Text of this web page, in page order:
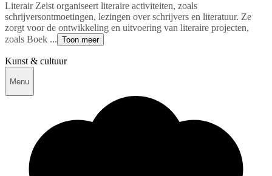
Literair Zeist organiseert literaire activiteiten, zoals
schrijversontmoetingen, lezingen over schrijvers en literatuur. Ze
zorgt voor de ontwikkeling en uitvoering van literaire projecten,
zoals Boek ... Toon meer
Kunst & cultuur
Menu